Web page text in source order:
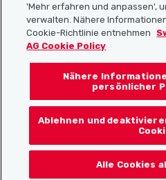
Localcities App
Folgt uns auf:
'Mehr erfahren und anpassen',
verwalten. Nähere
Cookie-Richtlinie entnehmen
AG Cookie Policy
Nähere
persönlicher
Ablehnen und
Alle Cookies